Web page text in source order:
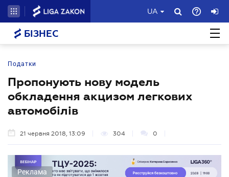
UA
БІЗНЕС
Податки
Пропонують нову модель
обкладення акцизом легкових
автомобілів
21 червня 2018, 13:09 304 0
Реклама